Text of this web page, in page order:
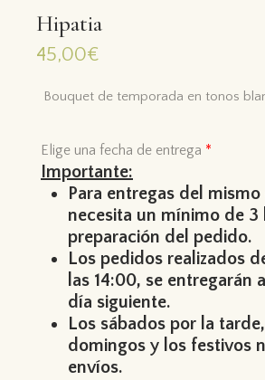
Hipatia
45,00€
Bouquet de temporada en tonos
Elige una fecha de entrega *
Importante:
Para entregas del
necesita un mínimo de 3
preparación del pedido.
Los pedidos realizados
las 14:00, se entregarán
día siguiente.
Los sábados por la
domingos y los festivos
envíos.